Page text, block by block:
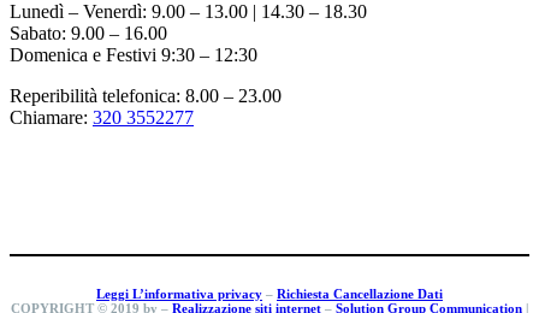
Lunedì – Venerdì: 9.00 – 13.00 | 14.30 – 18.30
Sabato: 9.00 – 16.00
Domenica e Festivi 9:30 – 12:30
Reperibilità telefonica: 8.00 – 23.00
Chiamare: 320 3552277
Leggi L’informativa privacy – Richiesta Cancellazione Dati
COPYRIGHT © 2019 by – Realizzazione siti internet – Solution Group Communication